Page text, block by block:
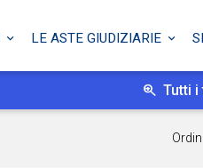
LE ASTE GIUDIZIARIE
Tutti i